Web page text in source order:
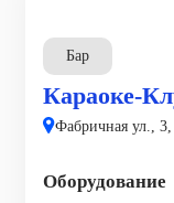
Бар
Караоке-
Фабричная ул.,
Оборудование